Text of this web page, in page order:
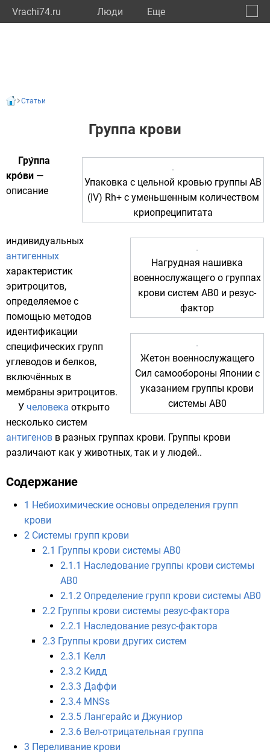
Vrachi74.ru Люди Eще
Статьи
Группа крови
Упаковка с цельной кровью группы AB
(IV) Rh+ с уменьшенным количеством
криопреципитата
Нагрудная нашивка
военнослужащего о группах
крови систем AB0 и резус-
фактор
Жетон военнослужащего
Сил самообороны Японии с
указанием группы крови
системы AB0
Гру́ппа
кро́ви —
описание
индивидуальных
антигенных
характеристик
эритроцитов,
определяемое с
помощью методов
идентификации
специфических групп
углеводов и белков,
включённых в
мембраны эритроцитов.
У человека открыто
несколько систем
антигенов в разных группах крови. Группы крови
различают как у животных, так и у людей..
Содержание
1 Небиохимические основы определения групп
крови
2 Системы групп крови
2.1 Группы крови системы AB0
2.1.1 Наследование группы крови системы
AB0
2.1.2 Определение групп крови системы AB0
2.2 Группы крови системы резус-фактора
2.2.1 Наследование резус-фактора
2.3 Группы крови других систем
2.3.1 Келл
2.3.2 Кидд
2.3.3 Даффи
2.3.4 MNSs
2.3.5 Лангерайс и Джуниор
2.3.6 Вел-отрицательная группа
3 Переливание крови